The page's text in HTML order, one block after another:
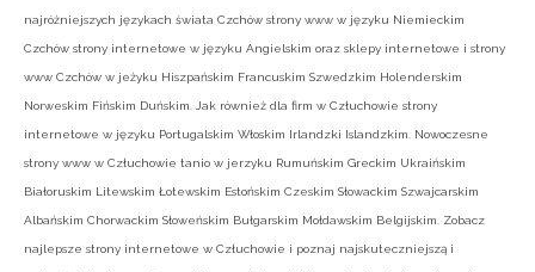
najróżniejszych językach świata Czchów strony www w języku Niemieckim
Czchów strony internetowe w języku Angielskim oraz sklepy internetowe i strony
www Czchów w jeżyku Hiszpańskim Francuskim Szwedzkim Holenderskim
Norweskim Fińskim Duńskim. Jak również dla firm w Człuchowie strony
internetowe w języku Portugalskim Włoskim Irlandzki Islandzkim. Nowoczesne
strony www w Człuchowie tanio w jerzyku Rumuńskim Greckim Ukraińskim
Białoruskim Litewskim Łotewskim Estońskim Czeskim Słowackim Szwajcarskim
Albańskim Chorwackim Słoweńskim Bułgarskim Mołdawskim Belgijskim. Zobacz
najlepsze strony internetowe w Człuchowie i poznaj najskuteczniejszą i